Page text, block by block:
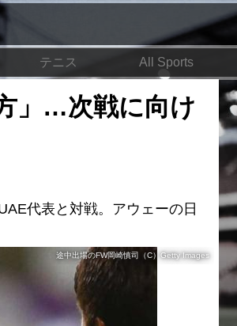
テニス All Sports
」…次戦に向け
代表と対戦。アウェーの日
途中出場のFW岡崎慎司（C）Getty Images